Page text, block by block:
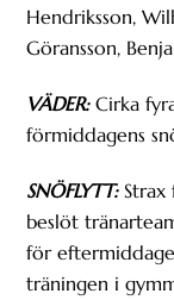
Hendriksson,
Göransson,
VÄDER:Cirka
förmiddagens
SNÖFLYTT:
beslöt
för
träningen i